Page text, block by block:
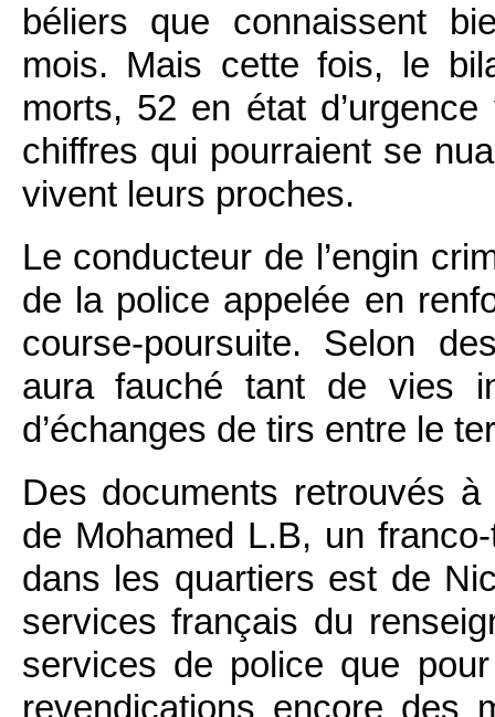
béliers que connaissent
mois. Mais cette fois, le
morts, 52 en état
chiffres qui pourraient se
vivent leurs proches.
Le conducteur de l’engin
de la police appelée en
course-poursuite. Selon
aura fauché tant de vies
d’échanges de tirs entre le
Des documents retrouvés
de Mohamed L.B, un
dans les quartiers est de
services français du
services de police que
revendications encore des